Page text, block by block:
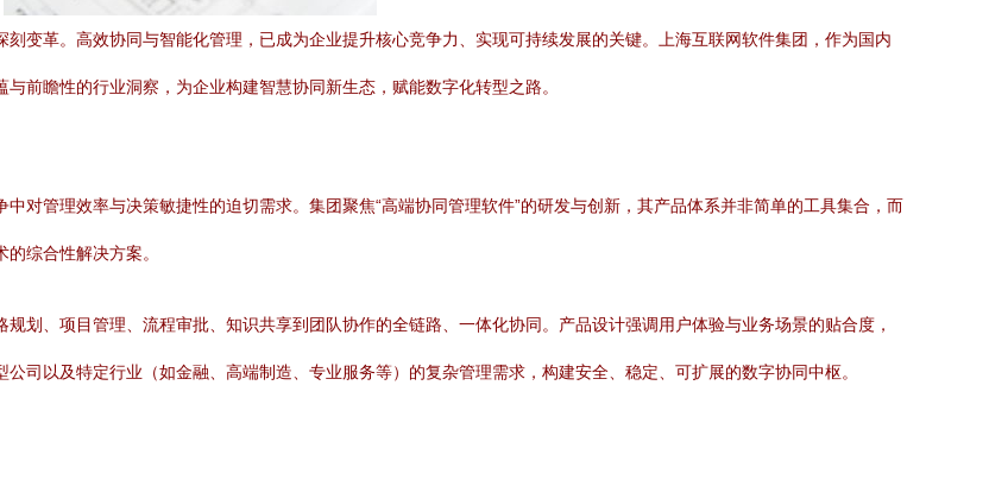
变革。高效协同与智能化管理，已成为企业提升核心竞争力、实现可持续发展的关键。上海互联网软件集团，作为国内
前瞻性的行业洞察，为企业构建智慧协同新生态，赋能数字化转型之路。
对管理效率与决策敏捷性的迫切需求。集团聚焦“高端协同管理软件”的研发与创新，其产品体系并非简单的工具集合，而
综合性解决方案。
划、项目管理、流程审批、知识共享到团队协作的全链路、一体化协同。产品设计强调用户体验与业务场景的贴合度，
司以及特定行业（如金融、高端制造、专业服务等）的复杂管理需求，构建安全、稳定、可扩展的数字协同中枢。